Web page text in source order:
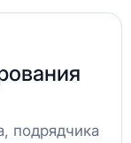
подрядчика